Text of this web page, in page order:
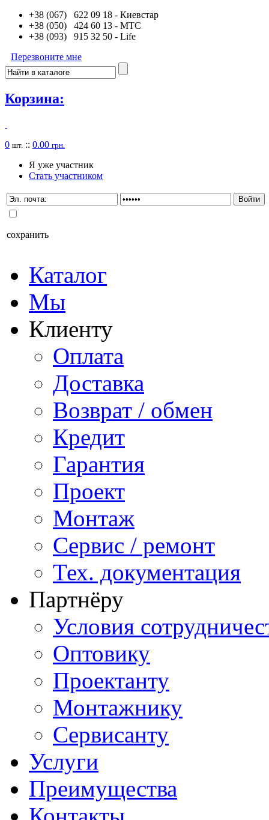
+38 (067) 622 09 18 - Киевстар
+38 (050) 424 60 13 - MTC
+38 (093) 915 32 50 - Life
Перезвоните мне
Корзина:
0 шт. :: 0.00 грн.
Я уже участник
Стать участником
сохранить
Каталог
Мы
Клиенту
Оплата
Доставка
Возврат / обмен
Кредит
Гарантия
Проект
Монтаж
Сервис / ремонт
Тех. документация
Партнёру
Условия
Оптовику
Проектанту
Монтажнику
Сервисанту
Услуги
Преимущества